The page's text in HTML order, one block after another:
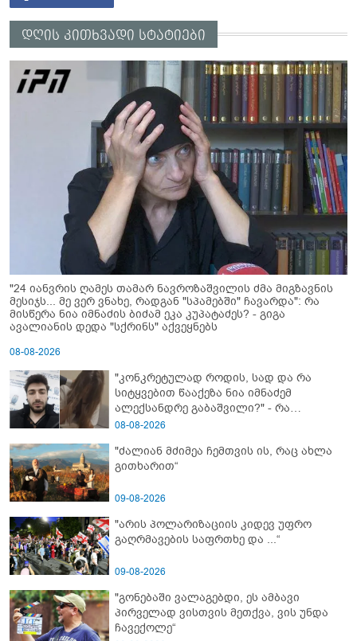
დღის კითხვადი სტატიები
"24 იანვრის ღამეს თამარ ნავროზაშვილის ძმა მიგზავნის
მესიჯს... მე ვერ ვნახე, რადგან "სპამებში" ჩავარდა": რა
მისწერა ნია იმნაძის ბიძამ ეკა კუპატაძეს? - გიგა
ავალიანის დედა "სქრინს" აქვეყნებს
08-08-2026
"კონკრეტულად როდის, სად და რა
სიტყვებით წააქეზა ნია იმნაძემ
ალექსანდრე გაბაშვილი?" - რა
მიმართვას ავრცელებს ნია იმნაძის
08-08-2026
"ძალიან მძიმეა ჩემთვის ის, რაც ახლა
გითხარით“
09-08-2026
"არის პოლარიზაციის კიდევ უფრო
გაღრმავების საფრთხე და ...“
09-08-2026
"გონებაში ვალაგებდი, ეს ამბავი
პირველად ვისთვის მეთქვა, ვის უნდა
ჩავექოლე“